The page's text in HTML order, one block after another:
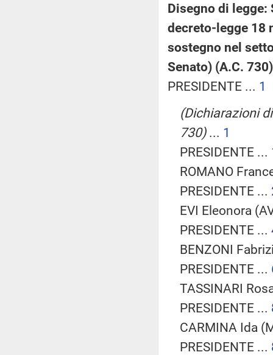
Disegno di
decreto-legge 18
sostegno nel
Senato) (A.C.
PRESIDENTE ... 1
(Dichiarazioni
730)... 1
PRESIDENTE ...
ROMANO
PRESIDENTE ...
EVI Eleonora
PRESIDENTE ...
BENZONI
PRESIDENTE ...
TASSINARI
PRESIDENTE ...
CARMINA Ida
PRESIDENTE ...